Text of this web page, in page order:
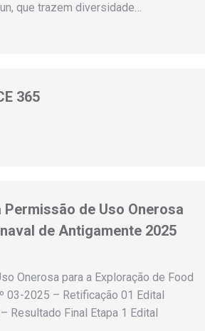
que trazem diversidade…
365
de Uso Onerosa
de Antigamente 2025
Onerosa para a Exploração de Food
03-2025 – Retificação 01 Edital
Resultado Final Etapa 1 Edital